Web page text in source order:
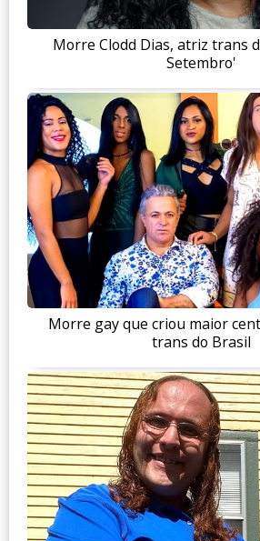
Morre Clodd Dias, atriz trans
Setembro'
Morre gay que criou maior
trans do Brasil